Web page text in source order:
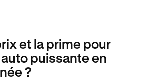
et la prime pour
puissante en
?